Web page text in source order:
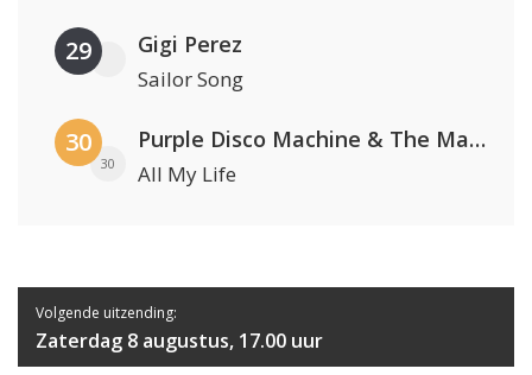
29 Gigi Perez
Sailor Song
30
30
Purple Disco Machine & The Magician
All My Life
Volgende uitzending:
Zaterdag 8 augustus, 17.00 uur